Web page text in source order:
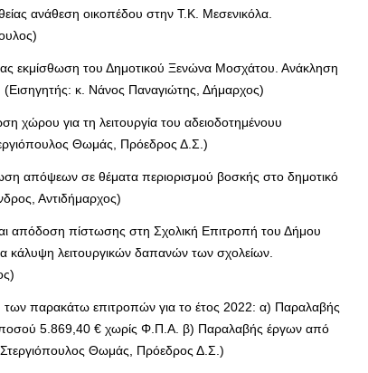
ανάθεση οικοπέδου στην Τ.Κ. Μεσενικόλα.
εκμίσθωση του Δημοτικού Ξενώνα Μοσχάτου. Ανάκληση
κ. Νάνος Παναγιώτης, Δήμαρχος)
χώρου για τη λειτουργία του αδειοδοτημένουυ
Θωμάς, Πρόεδρος Δ.Σ.)
απόψεων σε θέματα περιορισμού βοσκής στο δημοτικό
Αντιδήμαρχος)
απόδοση πίστωσης στη Σχολική Επιτροπή του Δήμου
κάλυψη λειτουργικών δαπανών των σχολείων.
παρακάτω επιτροπών για το έτος 2022: α) Παραλαβής
ποσού 5.869,40 € χωρίς Φ.Π.Α. β) Παραλαβής έργων από
Θωμάς, Πρόεδρος Δ.Σ.)